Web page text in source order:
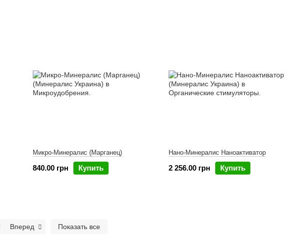
Микро-Минералис (Марганец)
840.00 грн Купить
Нано-Минералис Наноактиватор
2 256.00 грн Купить
Вперед Показать все